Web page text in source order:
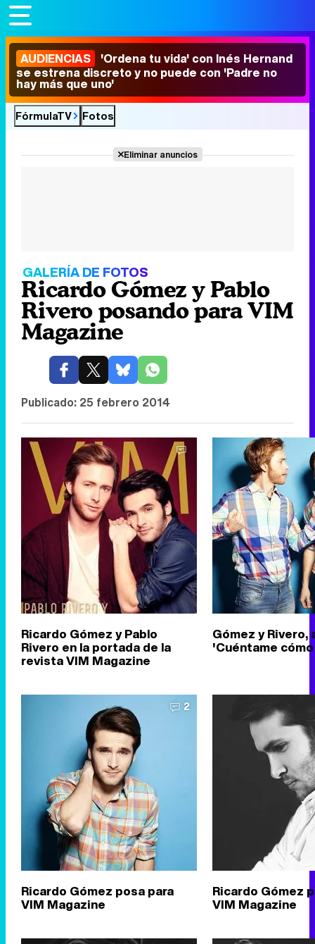
AUDIENCIAS 'Ordena tu vida' con Inés Hernand
se estrena discreto y no puede con 'Padre no
hay más que uno'
FórmulaTV Fotos
Eliminar anuncios
GALERÍA DE FOTOS
Ricardo Gómez y Pablo
Rivero posando para VIM
Magazine
Publicado: 25 febrero 2014
Ricardo Gómez y Pablo
Rivero en la portada de la
revista VIM Magazine
Gómez y
'Cuéntame
2
Ricardo Gómez posa para
VIM Magazine
Ricardo Gómez
VIM Magazine